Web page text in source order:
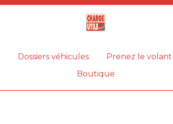
Dossiers véhicules Prenez le volant
Boutique